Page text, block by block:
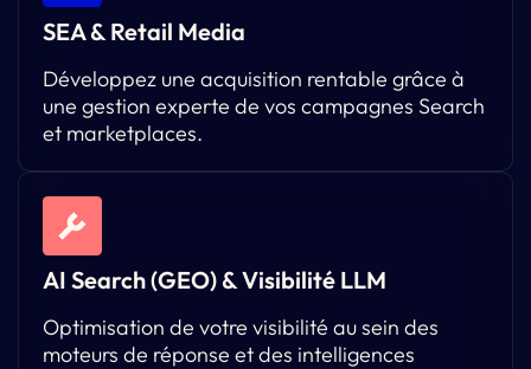
SEA & Retail Media
Développez une acquisition rentable grâce à
une gestion experte de vos campagnes Search
et marketplaces.
AI Search (GEO) & Visibilité LLM
Optimisation de votre visibilité au sein des
moteurs de réponse et des intelligences